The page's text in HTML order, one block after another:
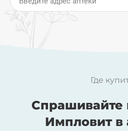
Где
Спрашивайте
Импловит в